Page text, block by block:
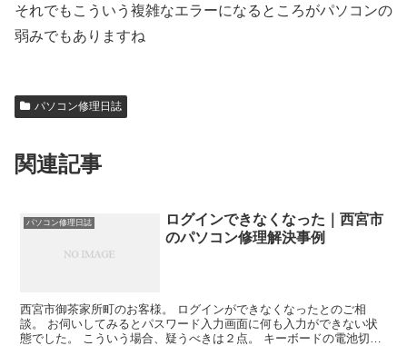
それでもこういう複雑なエラーになるところがパソコンの
弱みでもありますね
パソコン修理日誌
関連記事
パソコン修理日誌
ログインできなくなった｜西宮市
のパソコン修理解決事例
西宮市御茶家所町のお客様。 ログインができなくなったとのご相
談。 お伺いしてみるとパスワード入力画面に何も入力ができない状
態でした。 こういう場合、疑うべきは２点。 キーボードの電池切れ